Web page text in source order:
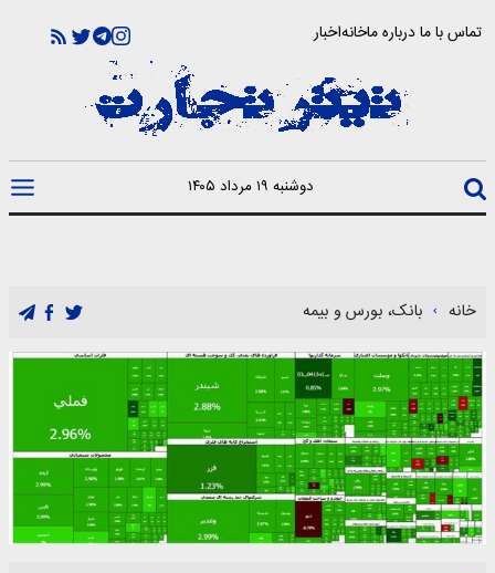
تماس با مادرباره ماخانهاخبار
دوشنبه ۱۹ مرداد ۱۴۰۵
خانه بانک، بورس و بیمه